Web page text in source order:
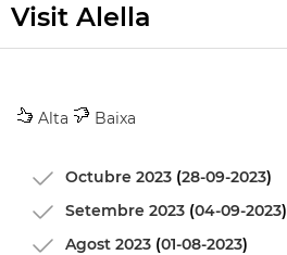
Visit Alella
Alta Baixa
Octubre 2023 (28-09-2023)
Setembre 2023 (04-09-2023)
Agost 2023 (01-08-2023)